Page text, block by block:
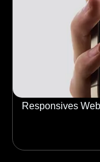
Responsives